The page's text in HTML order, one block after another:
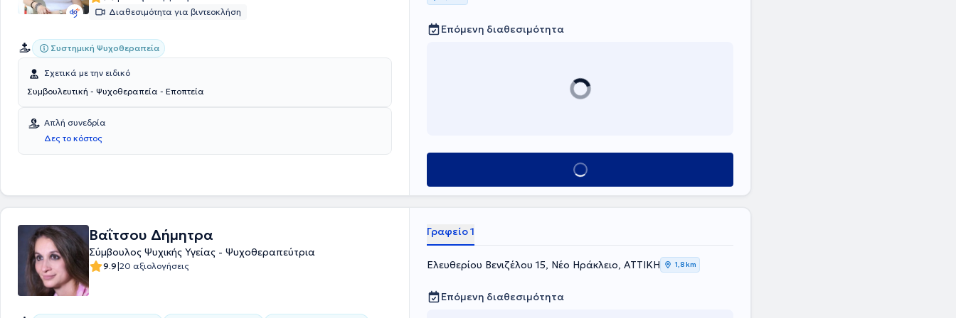
Διαθεσιμότητα για βιντεοκλήση
Συστημική Ψυχοθεραπεία
Σχετικά με την ειδικό
Συμβουλευτική - Ψυχοθεραπεία - Εποπτεία
Απλή συνεδρία
Δες το κόστος
Επόμενη διαθεσιμότητα
Κλείσε ραντεβού
Βαΐτσου Δήμητρα
Σύμβουλος Ψυχικής Υγείας - Ψυχοθεραπεύτρια
9.9|20 αξιολογήσεις
Γραφείο 1
Ελευθερίου Βενιζέλου 15, Νέο Ηράκλειο, ΑΤΤΙΚΗ 1,8 km
Επόμενη διαθεσιμότητα